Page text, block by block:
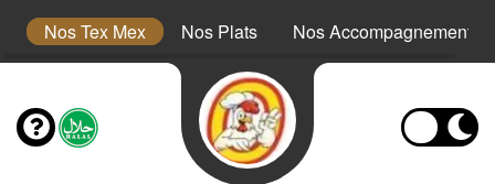
Nos Tex Mex Nos Plats Nos Accompagnements